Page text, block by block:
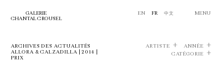
GALERIE
CHANTAL CROUSEL
EN FR 中文 MENU
ARCHIVES DES ACTUALITÉS
ALLORA & CALZADILLA | 2014 |
PRIX
ARTISTE
ANNÉE
CATÉGORIE